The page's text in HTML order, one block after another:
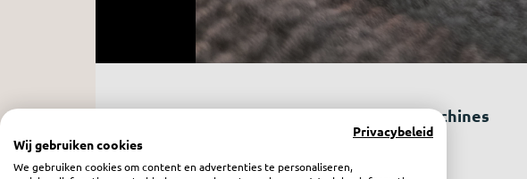
Verhalenhut - Burgers en stoommachines
Privacybeleid
Wij gebruiken cookies
We gebruiken cookies om content en advertenties te personaliseren,